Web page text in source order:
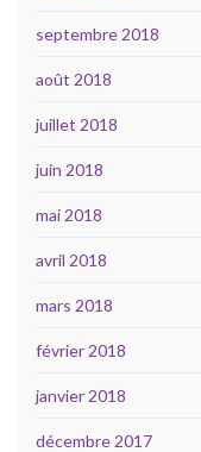
septembre 2018
août 2018
juillet 2018
juin 2018
mai 2018
avril 2018
mars 2018
février 2018
janvier 2018
décembre 2017